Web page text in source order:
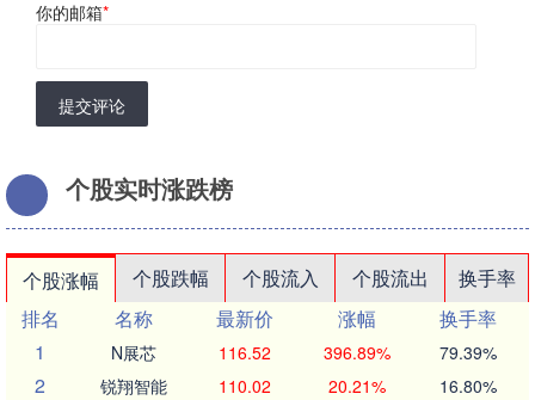
你的邮箱*
提交评论
个股实时涨跌榜
个股涨幅 个股跌幅 个股流入 个股流出
换手率
排名
名称 最新价 涨幅
换手率
1
N展芯 116.52 396.89% 79.39%
2 锐翔智能 110.02 20.21% 16.80%